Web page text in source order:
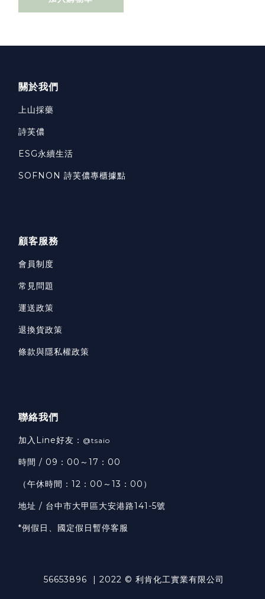
關於我們
上山採藥
詩芙儂
ESG永續生活
SOFNON 詩芙儂專櫃據點
顧客服務
會員制度
常見問題
運送政策
退換貨政策
條款與隱私權政策
聯絡我們
加入Line好友： @tsaio
時間 / 09：00～17：00
（午休時間：12：00～13：00）
地址 / 台中市大甲區大安港路141-5號
*例假日、國定假日暫停客服
56653896 | 2022 © 利肯化工實業有限公司